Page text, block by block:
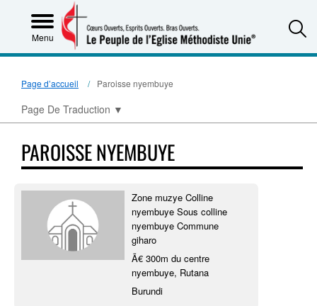
Menu
Page d’accueil Paroisse nyembuye
Page De Traduction ▼
PAROISSE NYEMBUYE
Zone muzye Colline
nyembuye Sous colline
nyembuye Commune
giharo
Ã€ 300m du centre
nyembuye, Rutana
Burundi